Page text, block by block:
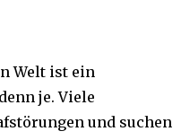
Welt ist ein
je. Viele
und suchen